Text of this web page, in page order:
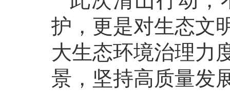
护，更是对生态文
大生态环境治理力
景，坚持高质量发